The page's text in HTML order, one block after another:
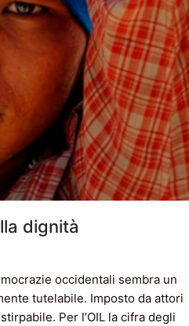
dignità
occidentali sembra un
tutelabile. Imposto da attori
Per l’OIL la cifra degli